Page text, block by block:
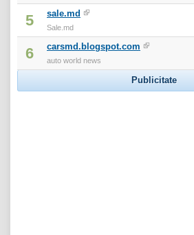
5 sale.md
Sale.md
6 carsmd.blogspot.com
auto world news
Publicitate